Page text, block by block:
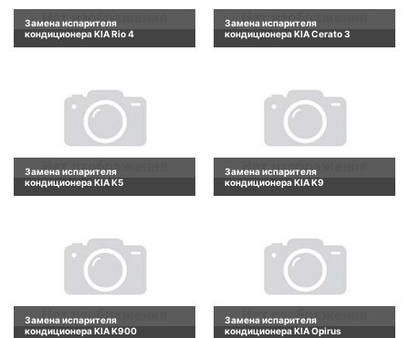
Замена испарителя
кондиционера KIA Rio 4
Замена испарителя
кондиционера KIA Cerato 3
Замена испарителя
кондиционера KIA K5
Замена испарителя
кондиционера KIA K9
Замена испарителя
кондиционера KIA K900
Замена испарителя
кондиционера KIA Opirus